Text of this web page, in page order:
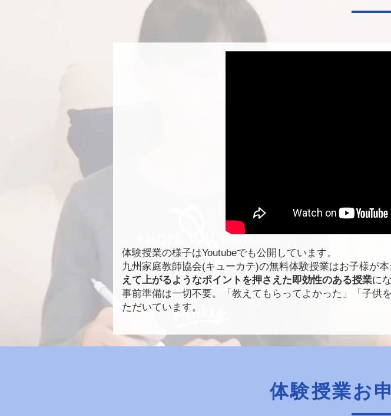
体験授業の様子はYoutubeでも公開しています。
九州家庭教師協会(キューカテ)の無料体験授業はお子様が
えて上がるようなポイントを押さえた即効性のある授業に
事前準備は一切不要。「教えてもらってよかった」「子供
ただいています。
体験授業お